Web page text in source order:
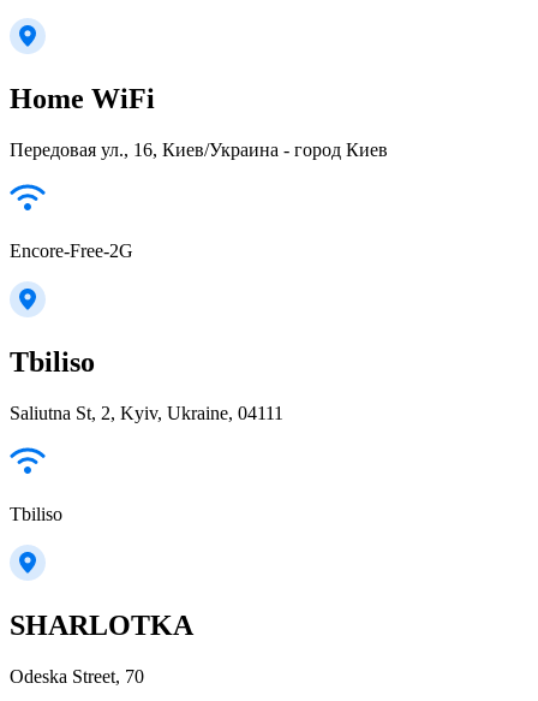
Home WiFi
Передовая ул., 16, Киев/Украина - город Киев
Encore-Free-2G
Tbiliso
Saliutna St, 2, Kyiv, Ukraine, 04111
Tbiliso
SHARLOTKA
Odeska Street, 70